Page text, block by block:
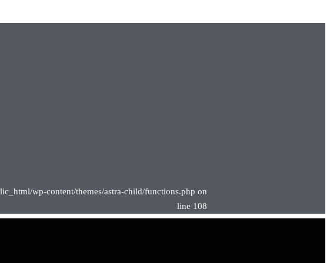
wp-content/themes/astra-child/functions.php on
line 108